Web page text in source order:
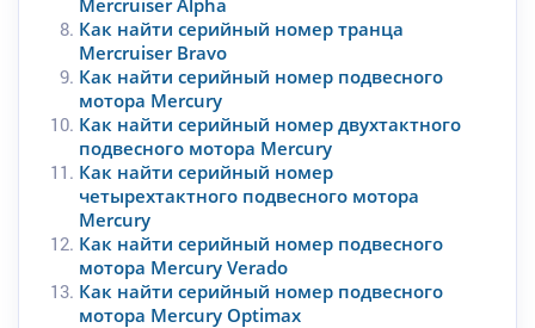
Как найти серийный номер транца
Mercruiser Bravo
Как найти серийный номер подвесного
мотора Mercury
Как найти серийный номер двухтактного
подвесного мотора Mercury
Как найти серийный номер
четырехтактного подвесного мотора
Mercury
Как найти серийный номер подвесного
мотора Mercury Verado
Как найти серийный номер подвесного
мотора Mercury Optimax